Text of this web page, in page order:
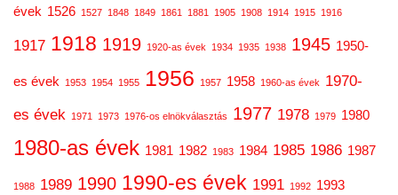
évek 1526 1527 1848 1849 1861 1881 1905 1908 1914 1915 1916
1917 1918 1919 1920-as évek 1934 1935 1938 1945 1950-
es évek 1953 1954 1955 1956 1957 1958 1960-as évek
1970-
es évek
1971 1973 1976-os elnökválasztás 1977 1978 1979 1980
1980-as évek 1981 1982 1983 1984 1985 1986 1987
1988 1989 1990 1990-es évek 1991 1992 1993